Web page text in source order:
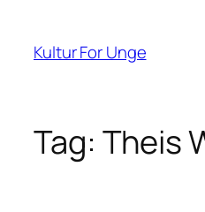
indhold
Kultur For Unge
Tag: Theis